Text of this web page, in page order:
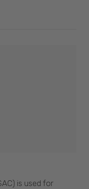
is used for